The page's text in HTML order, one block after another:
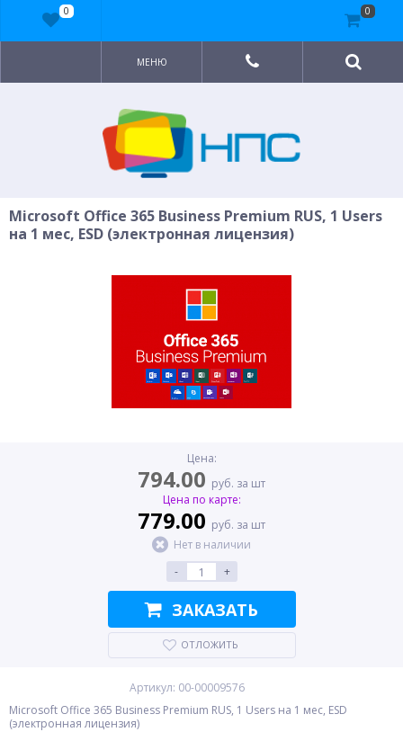
МЕНЮ
Microsoft Office 365 Business Premium RUS, 1 Users
на 1 мес, ESD (электронная лицензия)
Цена:
794.00 руб. за шт
Цена по карте:
779.00 руб. за шт
Нет в наличии
-
+
ЗАКАЗАТЬ
ОТЛОЖИТЬ
Артикул: 00-00009576
Microsoft Office 365 Business Premium RUS, 1 Users на 1 мес, ESD
(электронная лицензия)
0 0